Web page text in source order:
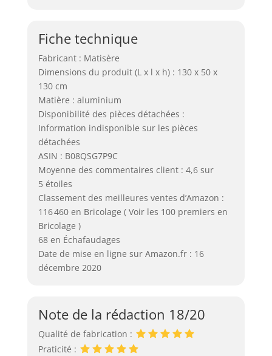
Fiche technique
Fabricant : Matisère
Dimensions du produit (L x l x h) : 130 x 50 x
130 cm
Matière : aluminium
Disponibilité des pièces détachées :
Information indisponible sur les pièces
détachées
ASIN : B08QSG7P9C
Moyenne des commentaires client : 4,6 sur
5 étoiles
Classement des meilleures ventes d’Amazon :
116 460 en Bricolage ( Voir les 100 premiers en
Bricolage )
68 en Échafaudages
Date de mise en ligne sur Amazon.fr : 16
décembre 2020
Note de la rédaction 18/20
Qualité de fabrication :
Praticité :